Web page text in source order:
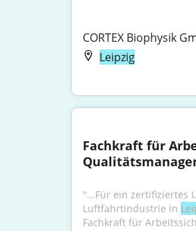
CORTEX Biophysik
Leipzig
Fachkraft für
"...Für ein zertifiziertes
Luftfahrtindustrie in
Fachkraft für